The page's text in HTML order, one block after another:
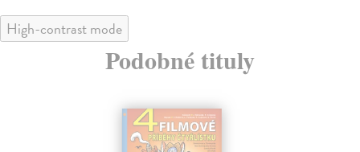
High-contrast mode
Podobné tituly